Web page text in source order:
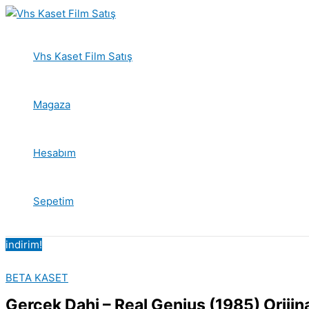
İçeriğe
Vhs Kaset Film Satış
Magaza
Hesabım
Sepetim
indirim!
BETA KASET